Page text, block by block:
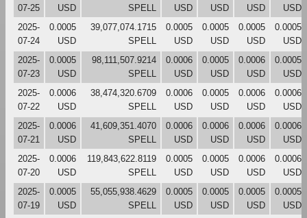
07-25
USD
SPELL
USD
USD
USD
USD
2025-
07-24
0.0005
USD
39,077,074.1715
SPELL
0.0005
USD
0.0005
USD
0.0005
USD
0.0005
USD
2025-
07-23
0.0005
USD
98,111,507.9214
SPELL
0.0006
USD
0.0005
USD
0.0006
USD
0.0005
USD
2025-
07-22
0.0006
USD
38,474,320.6709
SPELL
0.0006
USD
0.0005
USD
0.0006
USD
0.0006
USD
2025-
07-21
0.0006
USD
41,609,351.4070
SPELL
0.0006
USD
0.0006
USD
0.0006
USD
0.0006
USD
2025-
07-20
0.0006
USD
119,843,622.8119
SPELL
0.0005
USD
0.0005
USD
0.0006
USD
0.0006
USD
2025-
07-19
0.0005
USD
55,055,938.4629
SPELL
0.0005
USD
0.0005
USD
0.0005
USD
0.0005
USD